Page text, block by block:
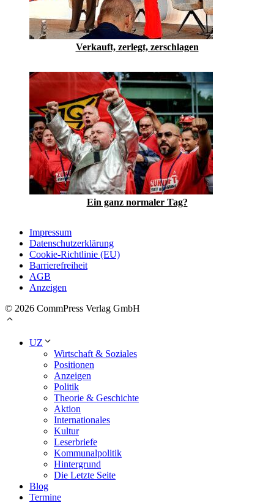
Verkauft, zerlegt, zerschlagen
Ein ganz normaler Tag?
Impressum
Datenschutzerklärung
Cookie-Richtlinie (EU)
Barrierefreiheit
AGB
Anzeigen
© 2026 CommPress Verlag GmbH
UZ
Wirtschaft & Soziales
Positionen
Anzeigen
Politik
Theorie & Geschichte
Aktion
Internationales
Kultur
Leserbriefe
Kommunalpolitik
Hintergrund
Die Letzte Seite
Blog
Termine